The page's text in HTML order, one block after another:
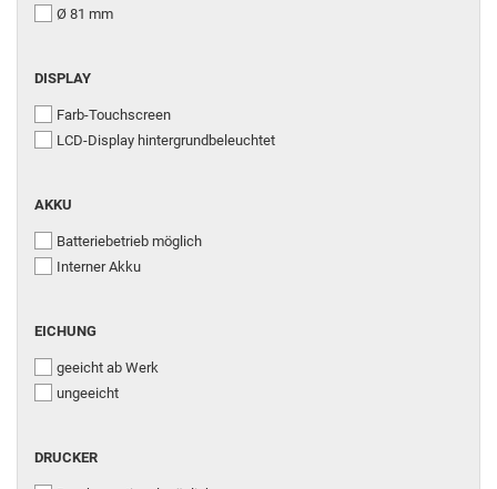
Ø 81 mm
DISPLAY
Farb-Touchscreen
LCD-Display hintergrundbeleuchtet
AKKU
Batteriebetrieb möglich
Interner Akku
EICHUNG
geeicht ab Werk
ungeeicht
DRUCKER